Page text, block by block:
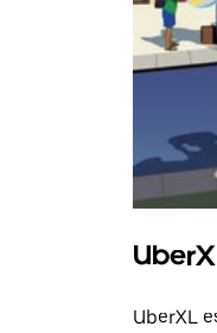
UberXL